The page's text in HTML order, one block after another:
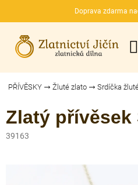
Doprava zdarma
CZK
PŘÍVĚSKY Žluté zlato Srdíčka
Zlatý přívěsek
39163